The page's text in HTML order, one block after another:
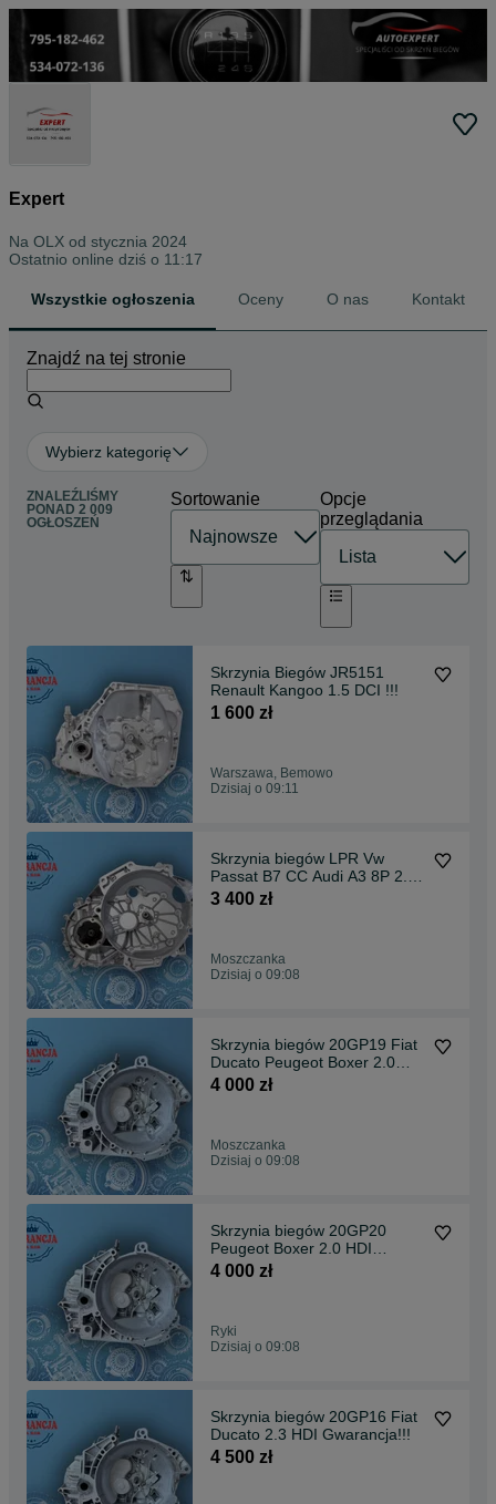
Expert
Na OLX od stycznia 2024
Ostatnio online dziś o 11:17
Wszystkie ogłoszenia Oceny O nas Kontakt
Znajdź na tej stronie
Wybierz kategorię
ZNALEŹLIŚMY
PONAD 2 009
OGŁOSZEŃ
Sortowanie
Opcje
przeglądania
Skrzynia Biegów JR5151
Renault Kangoo 1.5 DCI !!!
1 600 zł
Warszawa, Bemowo
Dzisiaj o 09:11
Skrzynia biegów LPR Vw
Passat B7 CC Audi A3 8P 2.0
TDI 4x4 Gwarancja !
3 400 zł
Moszczanka
Dzisiaj o 09:08
Skrzynia biegów 20GP19 Fiat
Ducato Peugeot Boxer 2.0
HDI Gwarancja!!!
4 000 zł
Moszczanka
Dzisiaj o 09:08
Skrzynia biegów 20GP20
Peugeot Boxer 2.0 HDI
Gwarancja!.
4 000 zł
Ryki
Dzisiaj o 09:08
Skrzynia biegów 20GP16 Fiat
Ducato 2.3 HDI Gwarancja!!!
4 500 zł